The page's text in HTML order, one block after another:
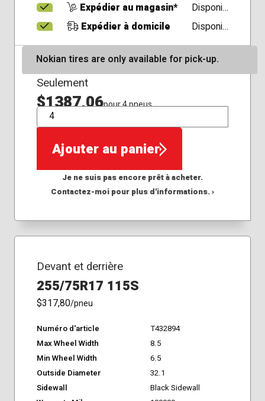
Expédier au magasin*
Disponible
Expédier à domicile
Disponible
Nokian tires are only available for pick-up.
Seulement
$1387,06pour 4 pneus
QTÉ
Ajouter au panier
Je ne suis pas encore prêt à acheter.
Contactez-moi pour plus d'informations. ›
Devant et derrière
255/75R17 115S
$317,80/pneu
Numéro d'article
T432894
Max Wheel Width
8.5
Min Wheel Width
6.5
Outside Diameter
32.1
Sidewall
Black Sidewall